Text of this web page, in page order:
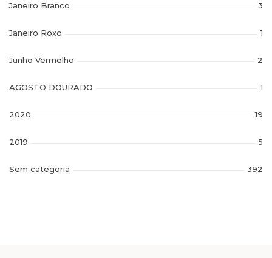
Janeiro Branco 3
Janeiro Roxo 1
Junho Vermelho 2
AGOSTO DOURADO 1
2020 19
2019 5
Sem categoria 392